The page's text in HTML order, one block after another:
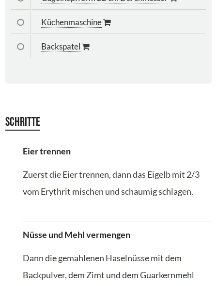
Küchenmaschine
Backspatel
Schritte
Eier trennen
Zuerst die Eier trennen, dann das Eigelb mit 2/3
vom Erythrit mischen und schaumig schlagen.
Nüsse und Mehl vermengen
Dann die gemahlenen Haselnüsse mit dem
Backpulver, dem Zimt und dem Guarkernmehl